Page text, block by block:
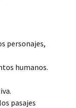
personajes,
humanos.
pasajes